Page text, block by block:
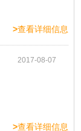
>查看详细信息
2017-08-07
>查看详细信息